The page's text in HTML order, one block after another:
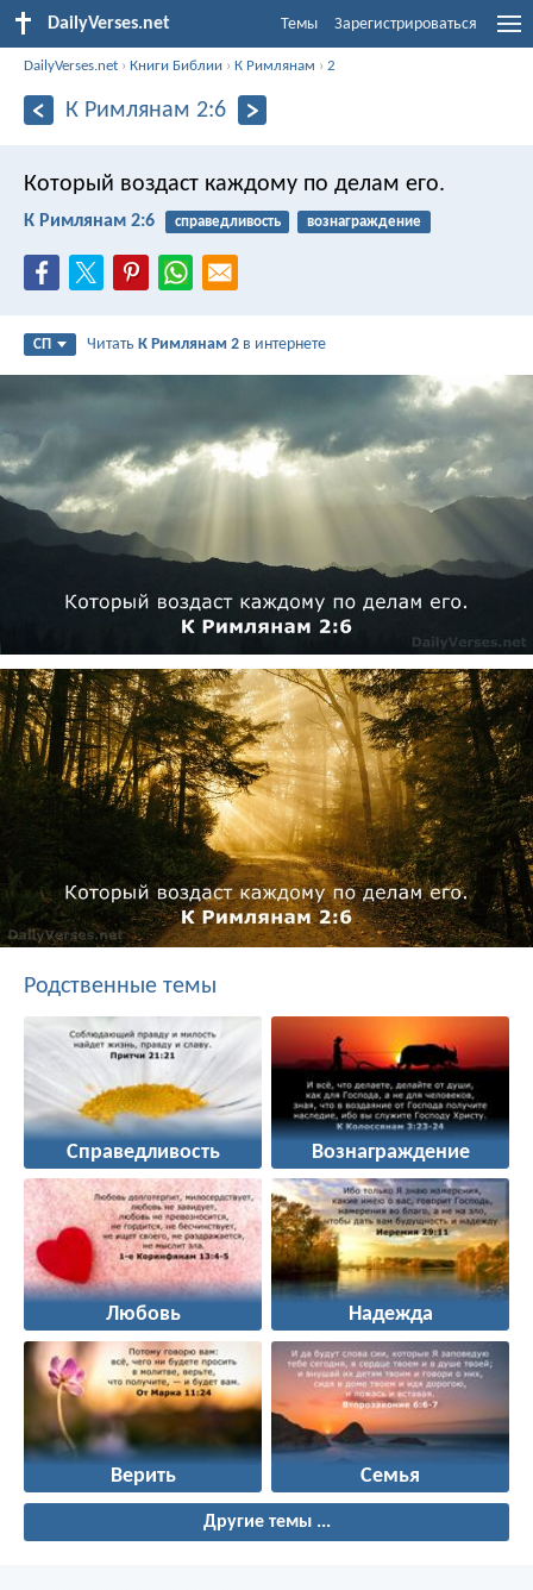
DailyVerses.net Темы Зарегистрироваться
DailyVerses.net ›Книги Библии ›К Римлянам ›2
К Римлянам 2:6
Который воздаст каждому по делам его.
К Римлянам 2:6 справедливость вознаграждение
СП ЧитатьК Римлянам 2 в интернете
Родственные темы
Справедливость Вознаграждение
Любовь Надежда
Верить Семья
Другие темы ...